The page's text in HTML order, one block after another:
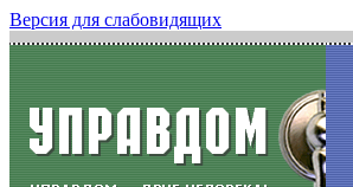
Версия для слабовидящих